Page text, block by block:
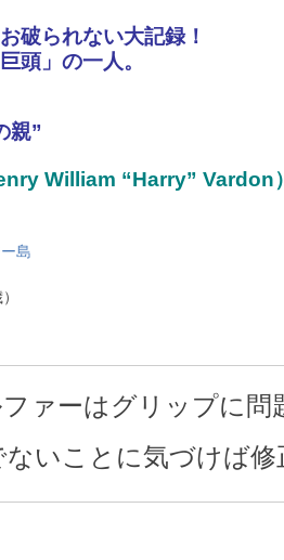
破られない大記録！
頭」の一人。
親”
William “Harry” Vardon）
島
ァーはグリップに問
いことに気づけば修